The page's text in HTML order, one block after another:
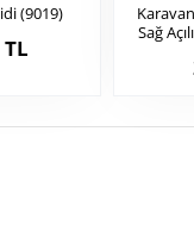
(9019)
Karavan
Sağ